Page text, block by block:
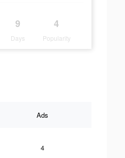
9
Days
4
Popularity
Ads
4